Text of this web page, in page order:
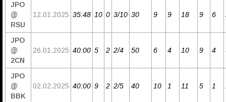
JPO
@
RSU
12.01.2025 35:48 10 0 3/10 30 9 9 18 9 6
JPO
@
2CN
26.01.2025 40:00 5 2 2/4 50 6 4 10 9 4
JPO
@
BBK
02.02.2025 40:00 9 2 2/5 40 10 1 11 5 1